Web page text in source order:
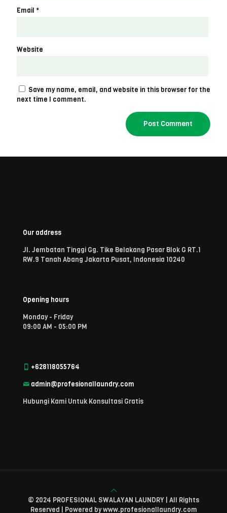
Email *
Website
Save my name, email, and website in this browser for the
next time I comment.
Our address
Jl. Jembatan Tinggi Gg. Tike Belakang Pasar Blok G RT.1
RW.9 Tanah Abang Jakarta Pusat, Indonesia 10240
Opening hours
Monday - Friday
09:00 AM - 05:00 PM
+628118055764
admin@profesionallaundry.com
Hubungi Kami Untuk Konsultasi Gratis
© 2024 PROFESIONAL SWALAYAN LAUNDRY | All Rights
Reserved | Powered by www.profesionallaundry.com